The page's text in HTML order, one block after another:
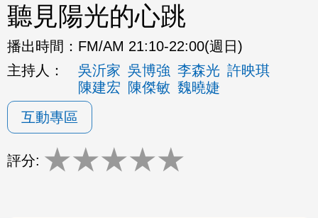
聽見陽光的心跳
播出時間： FM/AM 21:10-22:00(週日)
主持人：
吳沂家 吳博強 李森光 許映琪
陳建宏 陳傑敏 魏曉婕
互動專區
評分: ★★★★★